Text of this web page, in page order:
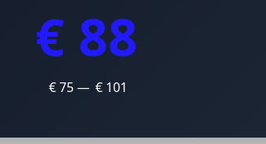
€ 88
€ 75 — € 101